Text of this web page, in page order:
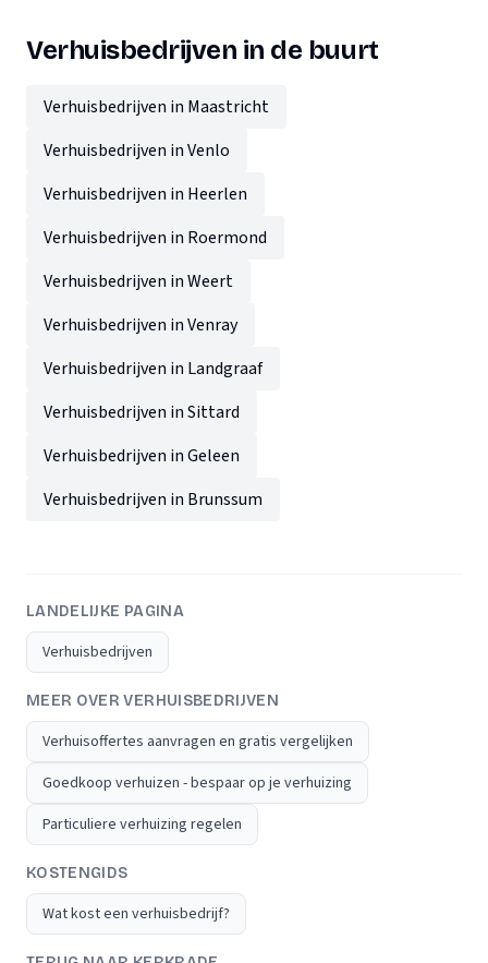
Verhuisbedrijven in de buurt
Verhuisbedrijven in Maastricht
Verhuisbedrijven in Venlo
Verhuisbedrijven in Heerlen
Verhuisbedrijven in Roermond
Verhuisbedrijven in Weert
Verhuisbedrijven in Venray
Verhuisbedrijven in Landgraaf
Verhuisbedrijven in Sittard
Verhuisbedrijven in Geleen
Verhuisbedrijven in Brunssum
LANDELIJKE PAGINA
Verhuisbedrijven
MEER OVER VERHUISBEDRIJVEN
Verhuisoffertes aanvragen en gratis vergelijken
Goedkoop verhuizen - bespaar op je verhuizing
Particuliere verhuizing regelen
KOSTENGIDS
Wat kost een verhuisbedrijf?